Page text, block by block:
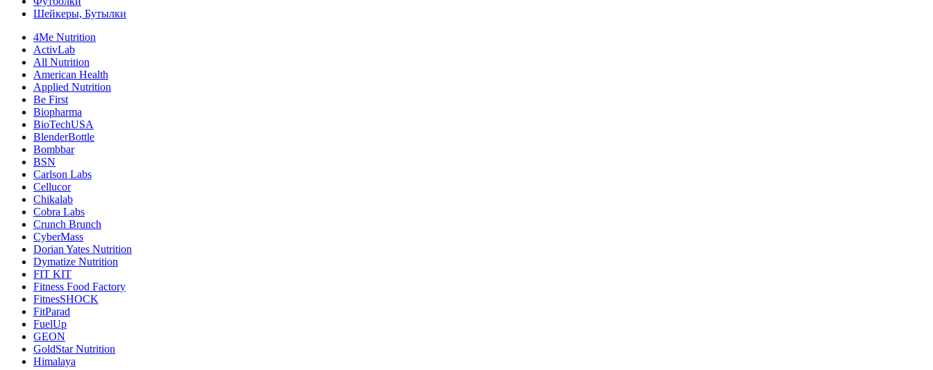
Шейкеры, Бутылки
4Me Nutrition
ActivLab
All Nutrition
American Health
Applied Nutrition
Be First
Biopharma
BioTechUSA
BlenderBottle
Bombbar
BSN
Carlson Labs
Cellucor
Chikalab
Cobra Labs
Crunch Brunch
CyberMass
Dorian Yates Nutrition
Dymatize Nutrition
FIT KIT
Fitness Food Factory
FitnesSHOCK
FitParad
FuelUp
GEON
GoldStar Nutrition
Himalaya